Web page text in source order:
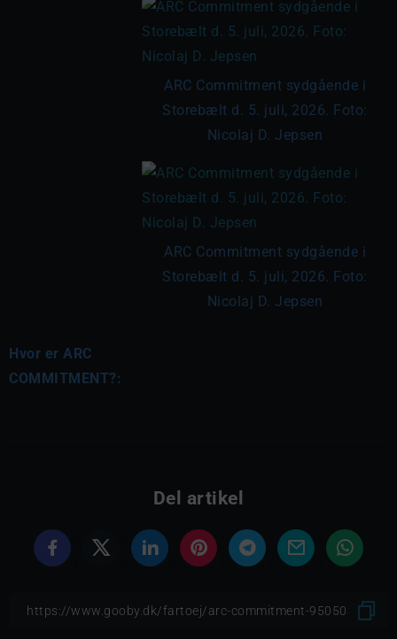
ARC Commitment sydgående i
Storebælt d. 5. juli, 2026. Foto:
Nicolaj D. Jepsen
ARC Commitment sydgående i
Storebælt d. 5. juli, 2026. Foto:
Nicolaj D. Jepsen
Hvor er ARC
COMMITMENT?:
Del artikel